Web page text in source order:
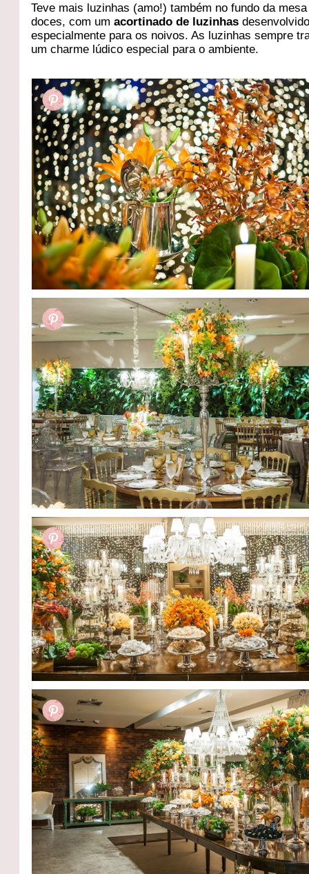
Teve mais luzinhas (amo!) também no fundo da
doces, com umacortinado de luzinhas
especialmente para os noivos. As luzinhas sempre
um charme lúdico especial para o ambiente.